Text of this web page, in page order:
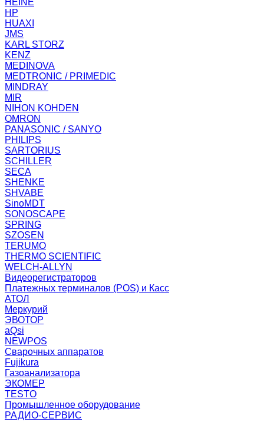
HEINE
HP
HUAXI
JMS
KARL STORZ
KENZ
MEDINOVA
MEDTRONIC / PRIMEDIC
MINDRAY
MIR
NIHON KOHDEN
OMRON
PANASONIC / SANYO
PHILIPS
SARTORIUS
SCHILLER
SECA
SHENKE
SHVABE
SinoMDT
SONOSCAPE
SPRING
SZOSEN
TERUMO
THERMO SCIENTIFIC
WELCH-ALLYN
Видеорегистраторов
Платежных терминалов (POS) и Касс
АТОЛ
Меркурий
ЭВОТОР
aQsi
NEWPOS
Сварочных аппаратов
Fujikura
Газоанализатора
ЭКОМЕР
TESTO
Промышленное оборудование
РАДИО-СЕРВИС